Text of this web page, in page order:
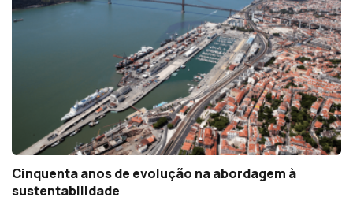
Cinquenta anos de evolução na abordagem à
sustentabilidade